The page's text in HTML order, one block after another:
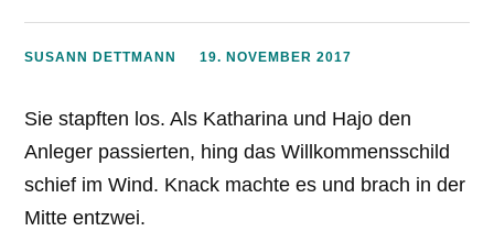
SUSANN DETTMANN 19. NOVEMBER 2017
Sie stapften los. Als Katharina und Hajo den
Anleger passierten, hing das Willkommensschild
schief im Wind. Knack machte es und brach in der
Mitte entzwei.